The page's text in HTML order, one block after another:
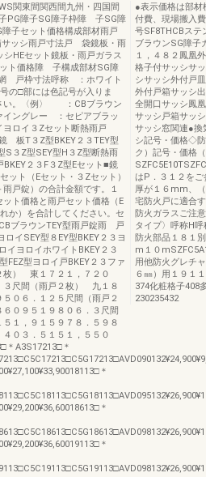
関東間関西間九州・四国間
PG障子SG障子枠障 子SG障
子セット価格構成部材雨戸
ッシ雨戸寸法戸 袋鏡板・雨
シHEセット鏡板・雨戸ガラス
ト価格障 子構成部材SG障
戸枠寸法呼称 ：ホワイト
の□部には色記号が入りま
い。〈例〉 ：CBブラウン
ングレー ：セピアブラッ
ロイ３Zセット断熱雨戸
板T３Z型BKEY２３TEY型
S３Z型SEY型H３Z型断熱雨
BKEY２３F３Z型Eセット■鏡
ット（Eセット・３Zセット）
戸錠）の合計金額です。１
ト価格と雨戸セット価格（E
か）を合計してください。セ
ブラウンTEY型雨戸錠雨 戸
イSEY型８EY型BKEY２３ヨ
イヨロイホワイトBKEY２３
FEZ型ヨロイ戸BKEY２３ファ
枚） 東１７２１，７２０
３尺間（雨戸２枚） 九１８
０６．１２５尺間（雨戸２
０９５１９８０６．３尺間
１，９１５９７８．５９８
０３．５１５１，５５０
＊A3S17213□＊
＊
＊
＊
●表示価格は部材
付費、現場搬入
号SF8THCBステ
ブラウンSG障子
１，４８２鳳凰
格子付サッシサ
シサッシ外付戸
外付戸箱サッシ
全開口サッシ鳳
サッシ戸箱サッ
サッシ窓関連●換
シ記号・価格◇
ク）記号・価格
はP．３１２を
厚が１６mm、
宅防火戸に適合
防火ガラスご注
タイプ〉呼称H
防火部品１８１
m１０
用他防火グレチ
６㎜）用１９１
374化粧格子408
230235432